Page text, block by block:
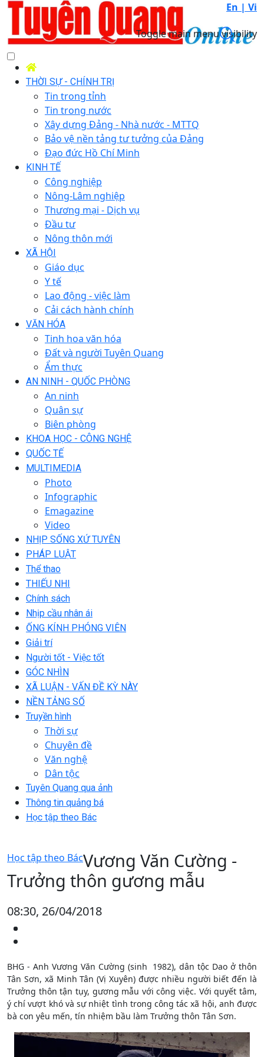
En | Vi
Toggle main menu visibility
THỜI SỰ - CHÍNH TRỊ
Tin trong tỉnh
Tin trong nước
Xây dựng Đảng - Nhà nước - MTTQ
Bảo vệ nền tảng tư tưởng của Đảng
Đạo đức Hồ Chí Minh
KINH TẾ
Công nghiệp
Nông-Lâm nghiệp
Thương mại - Dịch vụ
Đầu tư
Nông thôn mới
XÃ HỘI
Giáo dục
Y tế
Lao động - việc làm
Cải cách hành chính
VĂN HÓA
Tinh hoa văn hóa
Đất và người Tuyên Quang
Ẩm thực
AN NINH - QUỐC PHÒNG
An ninh
Quân sự
Biên phòng
KHOA HỌC - CÔNG NGHỆ
QUỐC TẾ
MULTIMEDIA
Photo
Infographic
Emagazine
Video
NHỊP SỐNG XỨ TUYÊN
PHÁP LUẬT
Thể thao
THIẾU NHI
Chính sách
Nhịp cầu nhân ái
ỐNG KÍNH PHÓNG VIÊN
Giải trí
Người tốt - Việc tốt
GÓC NHÌN
XÃ LUẬN - VẤN ĐỀ KỲ NÀY
NỀN TẢNG SỐ
Truyền hình
Thời sự
Chuyên đề
Văn nghệ
Dân tộc
Tuyên Quang qua ảnh
Thông tin quảng bá
Học tập theo Bác
Học tập theo BácVương Văn Cường -
Trưởng thôn gương mẫu
08:30, 26/04/2018
BHG - Anh Vương Văn Cường (sinh 1982), dân tộc Dao ở thôn
Tân Sơn, xã Minh Tân (Vị Xuyên) được nhiều người biết đến là
Trưởng thôn tận tụy, gương mẫu với công việc. Với quyết tâm,
ý chí vượt khó và sự nhiệt tình trong công tác xã hội, anh được
bà con yêu mến, tín nhiệm bầu làm Trưởng thôn Tân Sơn.